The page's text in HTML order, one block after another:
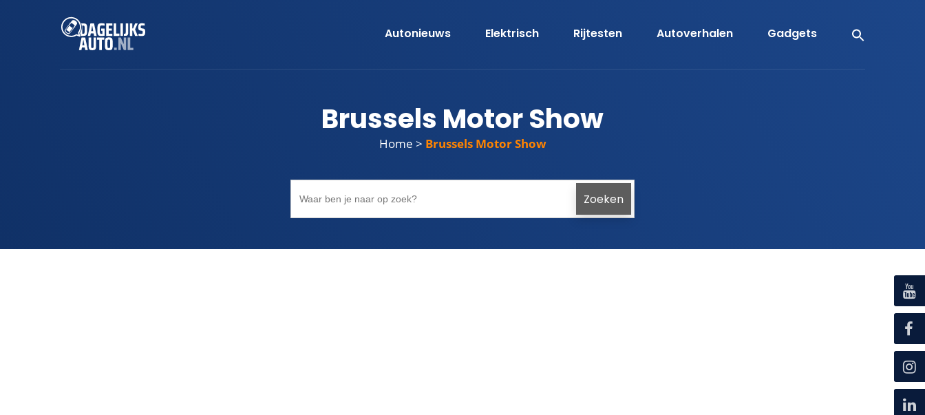
Autonieuws Elektrisch Rijtesten Autoverhalen Gadgets
Brussels Motor Show
Home > Brussels Motor Show